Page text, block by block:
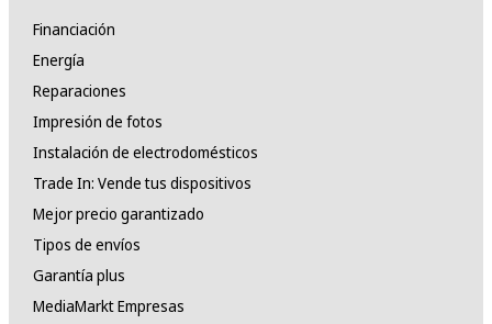
Financiación
Energía
Reparaciones
Impresión de fotos
Instalación de electrodomésticos
Trade In: Vende tus dispositivos
Mejor precio garantizado
Tipos de envíos
Garantía plus
MediaMarkt Empresas